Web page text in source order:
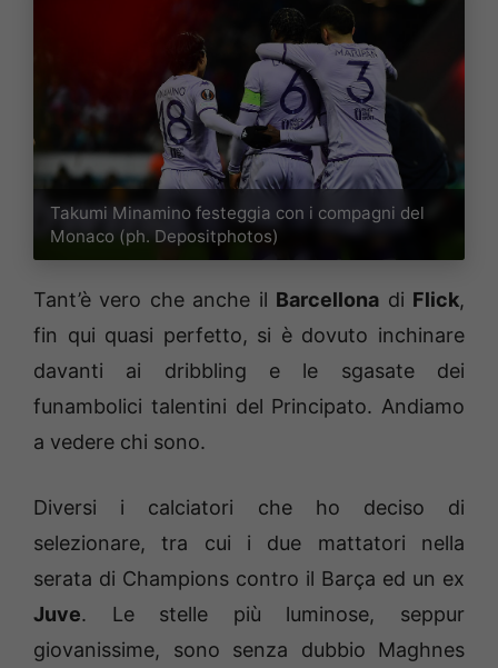
Takumi Minamino festeggia con i compagni del
Monaco (ph. Depositphotos)
Tant’è vero che anche il Barcellona di Flick,
fin qui quasi perfetto, si è dovuto inchinare
davanti ai dribbling e le sgasate dei
funambolici talentini del Principato. Andiamo
a vedere chi sono.
Diversi i calciatori che ho deciso di
selezionare, tra cui i due mattatori nella
serata di Champions contro il Barça ed un ex
Juve. Le stelle più luminose, seppur
giovanissime, sono senza dubbio Maghnes